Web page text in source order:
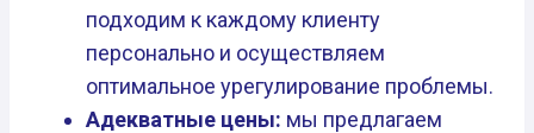
подходим к каждому клиенту
персонально и осуществляем
оптимальное урегулирование проблемы.
Адекватные цены: мы предлагаем